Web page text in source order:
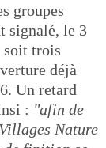
groupes
signalé, le 3
soit trois
déjà
Un retard
: "afin de
Nature